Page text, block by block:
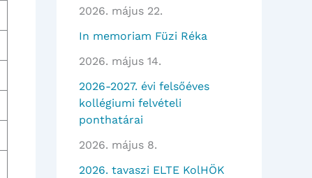
2026. május 22.
In memoriam Füzi Réka
2026. május 14.
2026-2027. évi felsőéves
kollégiumi felvételi
ponthatárai
2026. május 8.
2026. tavaszi ELTE KolHÖK